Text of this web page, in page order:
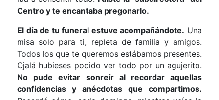
Centro y te encantaba pregonarlo.
El día de tu funeral estuve acompañándote. Una
misa solo para ti, repleta de familia y amigos.
Todos los que te queremos estábamos presentes.
Ojalá hubieses podido ver todo por un agujerito.
No pude evitar sonreír al recordar aquellas
confidencias y anécdotas que compartimos.